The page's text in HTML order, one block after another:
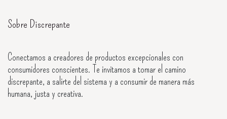
Sobre Discrepante
Conectamos a creadores de productos excepcionales con
consumidores conscientes. Te invitamos a tomar el camino
discrepante, a salirte del sistema y a consumir de manera más
humana, justa y creativa.